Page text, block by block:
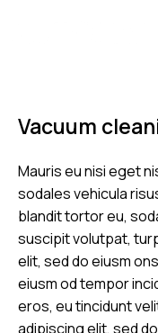
Vacuum
Mauris eu nisi eget
sodales vehicula
blandit tortor eu,
suscipit volutpat,
elit, sed do eiusm
eiusm od tempor
eros, eu tincidunt
adipiscing elit, sed